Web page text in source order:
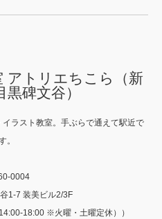
アトリエちこら（新
碑文谷）
ラスト教室。手ぶらで通えて駅近で
。
0004
1-7 装美ビル2/3F
18:00 ※火曜・土曜定休））